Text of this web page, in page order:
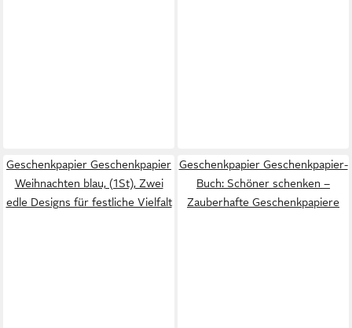
Geschenkpapier Geschenkpapier
Weihnachten blau, (1St), Zwei
edle Designs für festliche Vielfalt
Geschenkpapier Geschenkpapier-
Buch: Schöner schenken –
Zauberhafte Geschenkpapiere